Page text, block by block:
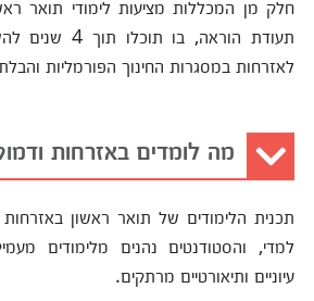
חלק מן המכללות מציעות לימודי תואר
תעודת הוראה, בו
לאזרחות במסגרות החינוך הפורמליות
מה לומדים באזרחות
תכנית הלימודים של תואר ראשון
למדי, והסטודנטים נהנים מלימודים
עיוניים ותיאורטיים מרתקים.